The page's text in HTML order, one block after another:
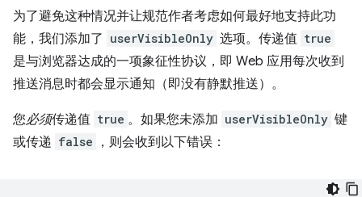
为了避免这种情况并让规范作者考虑如何最好地支持此功
能，我们添加了 userVisibleOnly 选项。传递值 true
是与浏览器达成的一项象征性协议，即 Web 应用每次收到
推送消息时都会显示通知（即没有静默推送）。
您必须传递值 true 。如果您未添加 userVisibleOnly 键
或传递 false ，则会收到以下错误：